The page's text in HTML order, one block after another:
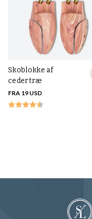
Skoblokke af
cedertræ
FRA 19 USD